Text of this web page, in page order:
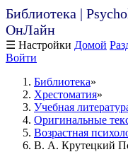
Библиотека |
ОнЛайн
☰ Настройки Домой
Войти
Библиотека
Хрестоматия
Учебная
Оригинальные
Возрастная
В. А. Крутецкий